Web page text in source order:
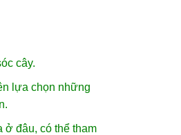
cây.
lựa chọn những
ở đâu, có thể tham